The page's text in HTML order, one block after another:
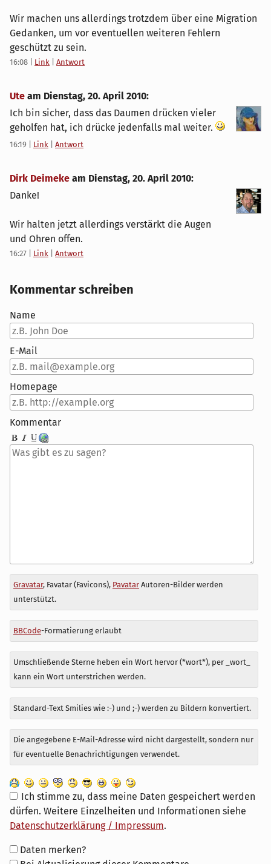
Wir machen uns allerdings trotzdem über eine Migration
Gedanken, um vor eventuellen weiteren Fehlern
geschützt zu sein.
16:08 Link Antwort
Ute am Dienstag, 20. April 2010:
Ich bin sicher, dass das Daumen drücken vieler
geholfen hat, ich drücke jedenfalls mal weiter.
16:19 Link Antwort
Dirk Deimeke am Dienstag, 20. April 2010:
Danke!
Wir halten jetzt allerdings verstärkt die Augen
und Ohren offen.
16:27 Link Antwort
Kommentar schreiben
Name
E-Mail
Homepage
Kommentar
Antwort
zu
Gravatar, Favatar (Favicons), PavatarAutoren-Bilder werden
unterstützt.
BBCode-Formatierung erlaubt
Umschließende Sterne heben ein Wort hervor (*wort*), per _wort_
kann ein Wort unterstrichen werden.
Standard-Text Smilies wie :-) und ;-) werden zu Bildern konvertiert.
Die angegebene E-Mail-Adresse wird nicht dargestellt, sondern nur
für eventuelle Benachrichtigungen verwendet.
Ich stimme zu, dass meine Daten gespeichert werden
dürfen. Weitere Einzelheiten und Informationen siehe
Datenschutzerklärung / Impressum.
Formular-
Daten merken?